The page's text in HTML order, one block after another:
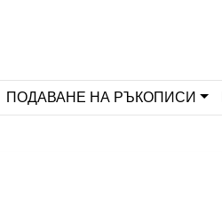
ПОДАВАНЕ НА РЪКОПИСИ